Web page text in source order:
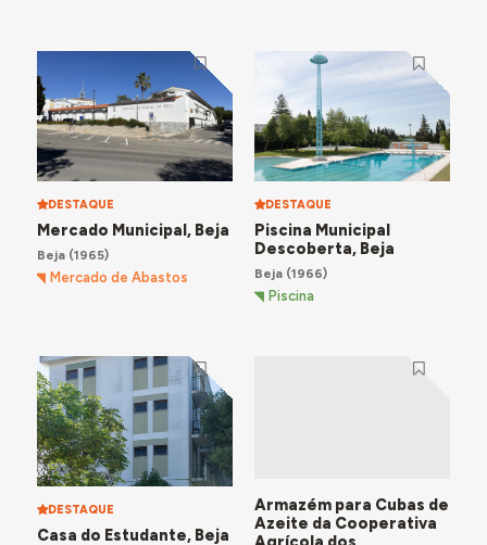
DESTAQUE
Mercado Municipal, Beja
Beja(1965)
Mercado de Abastos
DESTAQUE
Piscina Municipal
Descoberta, Beja
Beja(1966)
Piscina
DESTAQUE
Casa do Estudante, Beja
Armazém para Cubas de
Azeite da Cooperativa